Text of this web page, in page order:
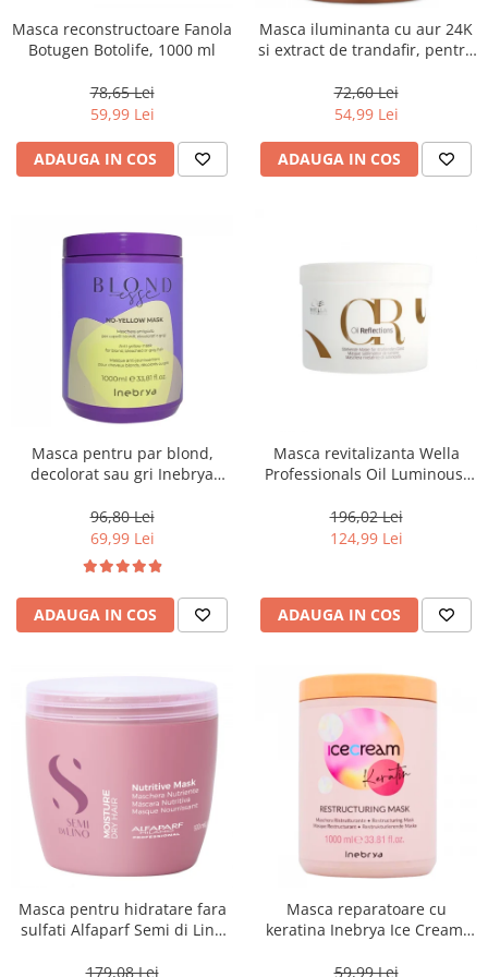
Masca reconstructoare Fanola
Botugen Botolife, 1000 ml
78,65 Lei
59,99 Lei
ADAUGA IN COS
Masca iluminanta cu aur 24K
si extract de trandafir, pentru
Oro Therapy, 1000 ml
72,60 Lei
54,99 Lei
ADAUGA IN COS
Masca pentru par blond,
decolorat sau gri Inebrya
96,80 Lei
69,99 Lei
ADAUGA IN COS
Masca revitalizanta Wella
Professionals Oil Luminous,
196,02 Lei
124,99 Lei
ADAUGA IN COS
Masca pentru hidratare fara
sulfati Alfaparf Semi di Lino
ml
179,08 Lei
Masca reparatoare cu
keratina Inebrya Ice Cream,
59,99 Lei